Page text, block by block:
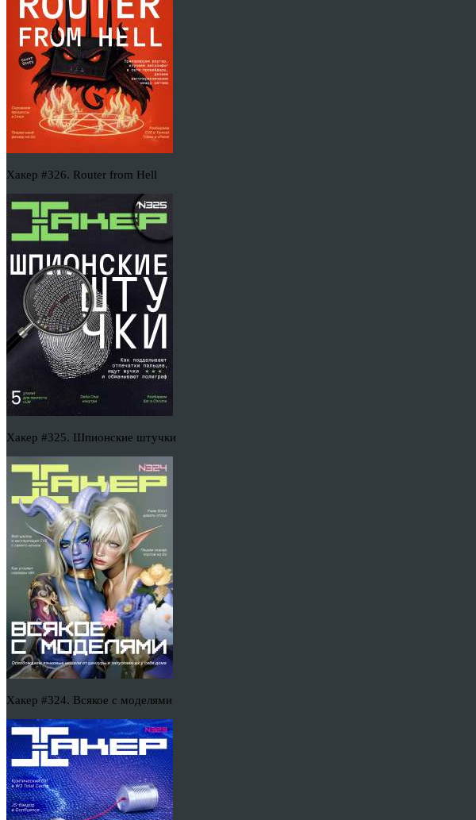
Хакер #326. Router from Hell
Хакер #325. Шпионские штучки
Хакер #324. Всякое с моделями